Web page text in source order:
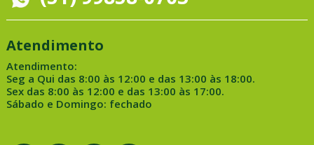
Atendimento
Atendimento:
Seg a Qui das 8:00 às 12:00 e das 13:00 às 18:00.
Sex das 8:00 às 12:00 e das 13:00 às 17:00.
Sábado e Domingo: fechado